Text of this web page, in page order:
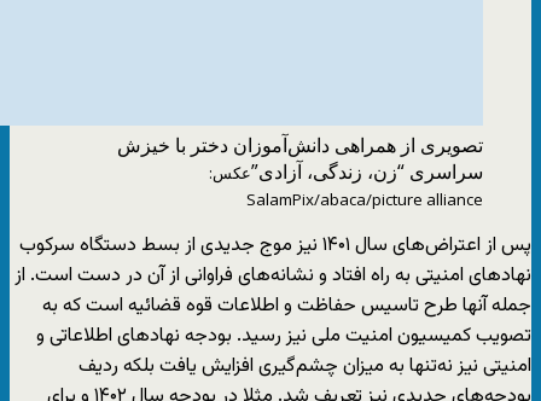
تصویری از همراهی دانش‌آموزان دختر با خیزش
سراسری “زن، زندگی، آزادی”عکس:
SalamPix/abaca/picture alliance
پس از اعتراض‌های سال ۱۴۰۱ نیز موج جدیدی از بسط دستگاه سرکوب
نهادهای امنیتی به راه افتاد و نشانه‌های فراوانی از آن در دست است. از
جمله آنها طرح تاسیس حفاظت و اطلاعات قوه قضائیه است که به
تصویب کمیسیون امنیت ملی نیز رسید. بودجه نهادهای اطلاعاتی و
امنیتی نیز نه‌تنها به میزان چشم‌گیری افزایش یافت بلکه ردیف